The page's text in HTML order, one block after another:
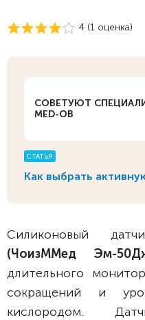
4 (1 оценка)
СОВЕТУЮТ
MED-OB
СТАТЬЯ
Как выбрать
Силиконовый
(ЧоизММед Эм-
длительного
сокращений и
кислородом.